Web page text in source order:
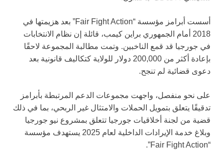
أسست أبرامز مؤسسة “Fair Fight Action” بعد هزيمتها في
2018 أمام الجمهوري براين كيمب، قائلة إن نظام الانتخابات
في جورجيا قد قمع الناخبين. وتمت مطالبة المجموعة لاحقًا
بإعادة أكثر من 200,000 دولار للولاية كتكاليف قانونية بعد
دعوى قضائية لم تنجح.
على نحو منفصل، واجهت مجموعات الدعم المرتبطة بأبرامز
تدقيقًا يتعلق بتمويل الحملات والامتثال غير الربحي، بما في ذلك
قضية من لجنة أخلاقيات جورجيا تتعلق بمشروع نيو جورجيا
وبلاغ خدمة الإيرادات الداخلية لعام 2025 يستهدف مؤسسة
“Fair Fight Action”.